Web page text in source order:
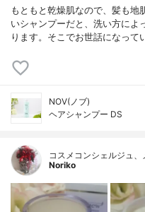
もともと乾燥肌なので、髪も地
いシャンプーだと、洗い方によ
ります。そこでお世話になって
NOV(ノブ)
ヘアシャンプー DS
コスメコンシェルジュ
Noriko